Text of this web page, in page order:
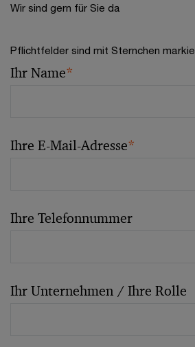
Wir sind gern für Sie da
Pflichtfelder sind mit Sternchen
Ihr Name*
Ihre E-Mail-Adresse*
Ihre Telefonnummer
Ihr Unternehmen / Ihre Rolle